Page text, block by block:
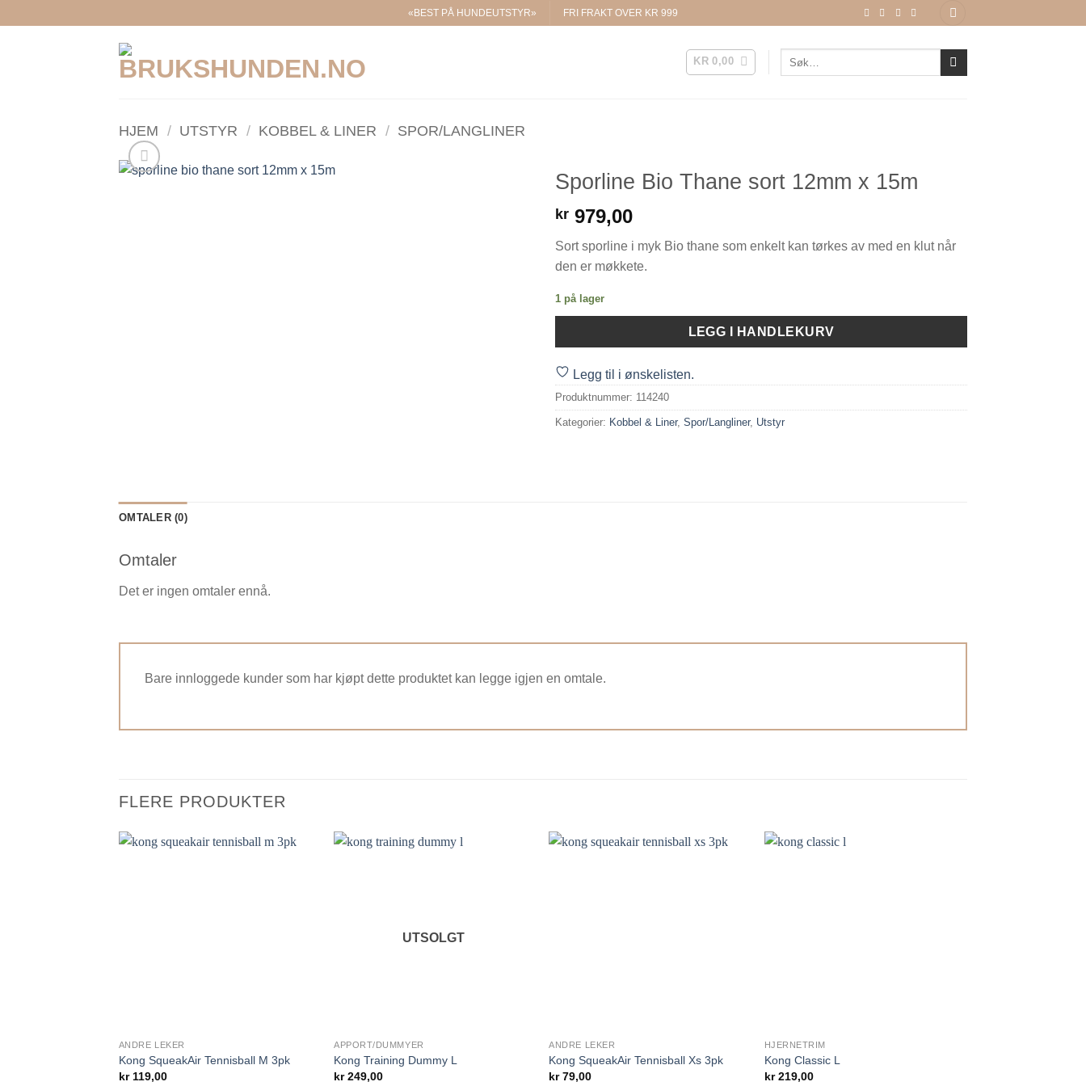
to
«BEST PÅ HUNDEUTSTYR» FRI FRAKT OVER KR 999
KR 0,00
HJEM / UTSTYR / KOBBEL & LINER / SPOR/LANGLINER
Sporline Bio Thane sort 12mm x 15m
kr 979,00
Sort sporline i myk Bio thane som enkelt kan tørkes av med en klut når
den er møkkete.
1 på lager
LEGG I HANDLEKURV
Legg til i ønskelisten.
Produktnummer: 114240
Kategorier: Kobbel & Liner, Spor/Langliner, Utstyr
OMTALER (0)
Omtaler
Det er ingen omtaler ennå.
Bare innloggede kunder som har kjøpt dette produktet kan legge igjen en omtale.
FLERE PRODUKTER
ANDRE LEKER
Kong SqueakAir Tennisball M 3pk
kr119,00
UTSOLGT
APPORT/DUMMYER
Kong Training Dummy L
kr249,00
ANDRE LEKER
Kong SqueakAir Tennisball Xs 3pk
kr79,00
HJERNETRIM
Kong Classic L
kr219,00